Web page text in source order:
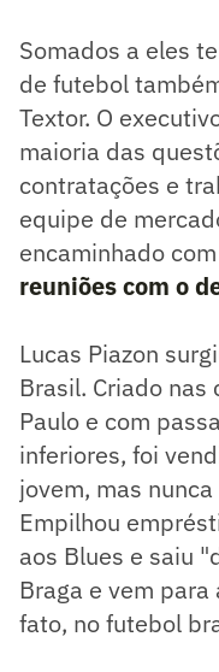
Somados a eles
de futebol
Textor. O
maioria das
contratações e
equipe de
encaminhado
reuniões com o
Lucas Piazon
Brasil. Criado nas
Paulo e com
inferiores, foi
jovem, mas
Empilhou
aos Blues e saiu
Braga e vem
fato, no futebol